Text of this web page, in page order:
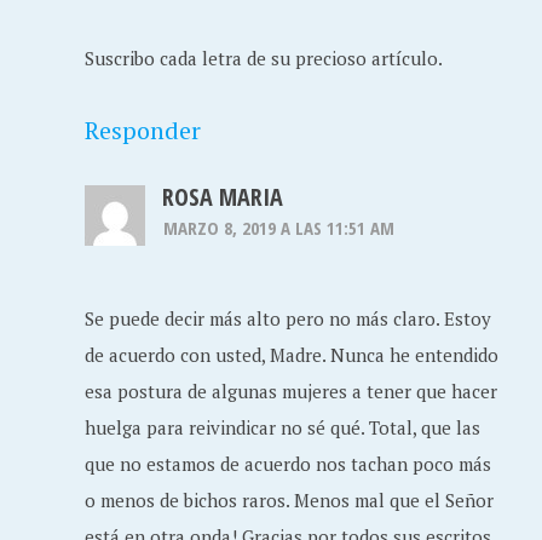
Suscribo cada letra de su precioso artículo.
Responder
ROSA MARIA
MARZO 8, 2019 A LAS 11:51 AM
Se puede decir más alto pero no más claro. Estoy
de acuerdo con usted, Madre. Nunca he entendido
esa postura de algunas mujeres a tener que hacer
huelga para reivindicar no sé qué. Total, que las
que no estamos de acuerdo nos tachan poco más
o menos de bichos raros. Menos mal que el Señor